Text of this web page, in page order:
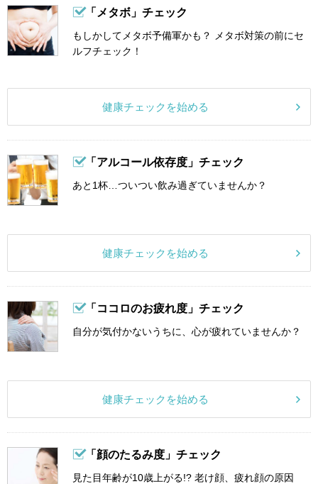
「メタボ」チェック
もしかしてメタボ予備軍かも？ メタボ対策の前にセ
ルフチェック！
健康チェックを始める
「アルコール依存度」チェック
あと1杯…ついつい飲み過ぎていませんか？
健康チェックを始める
「ココロのお疲れ度」チェック
自分が気付かないうちに、心が疲れていませんか？
健康チェックを始める
「顔のたるみ度」チェック
見た目年齢が10歳上がる!? 老け顔、疲れ顔の原因